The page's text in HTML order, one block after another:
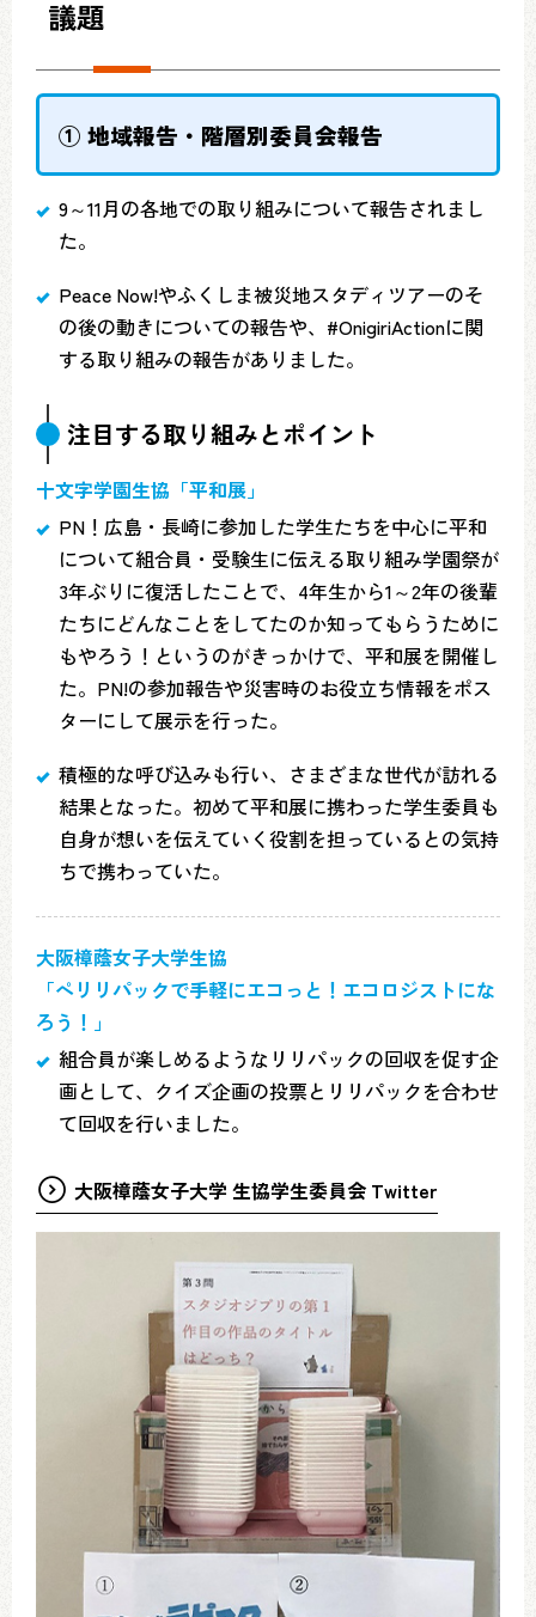
議題
① 地域報告・階層別委員会報告
9～11月の各地での取り組みについて報告されまし
た。
Peace Now!やふくしま被災地スタディツアーのそ
の後の動きについての報告や、#OnigiriActionに関
する取り組みの報告がありました。
注目する取り組みとポイント
十文字学園生協「平和展」
PN！広島・長崎に参加した学生たちを中心に平和
について組合員・受験生に伝える取り組み学園祭が
3年ぶりに復活したことで、4年生から1～2年の後輩
たちにどんなことをしてたのか知ってもらうために
もやろう！というのがきっかけで、平和展を開催し
た。PN!の参加報告や災害時のお役立ち情報をポス
ターにして展示を行った。
積極的な呼び込みも行い、さまざまな世代が訪れる
結果となった。初めて平和展に携わった学生委員も
自身が想いを伝えていく役割を担っているとの気持
ちで携わっていた。
大阪樟蔭女子大学生協
「ぺリリパックで手軽にエコっと！エコロジストにな
ろう！」
組合員が楽しめるようなリリパックの回収を促す企
画として、クイズ企画の投票とリリパックを合わせ
て回収を行いました。
大阪樟蔭女子大学 生協学生委員会 Twitter